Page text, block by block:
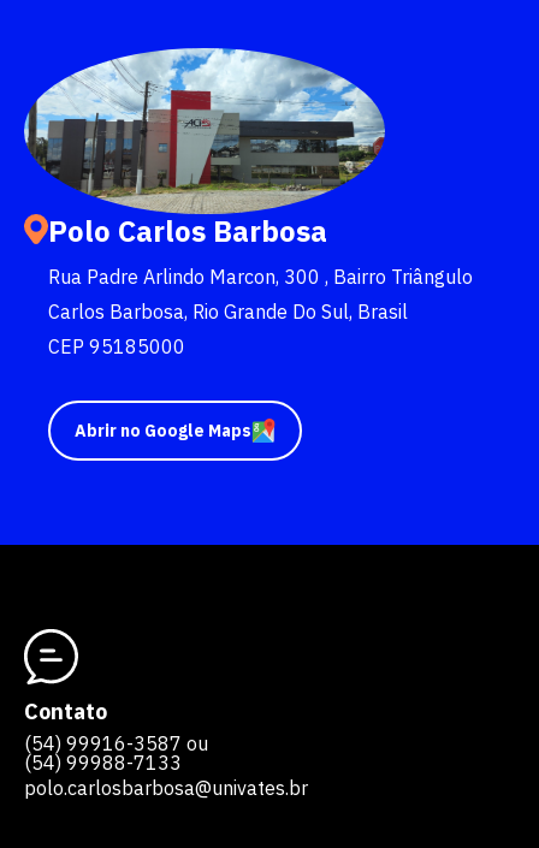
Polo Carlos Barbosa
Rua Padre Arlindo Marcon, 300 , Bairro Triângulo
Carlos Barbosa, Rio Grande Do Sul, Brasil
CEP 95185000
Abrir no Google Maps
Contato
(54) 99916-3587 ou
(54) 99988-7133
polo.carlosbarbosa@univates.br
vagas para início de curso
vagas a partir do 2º ano de curso